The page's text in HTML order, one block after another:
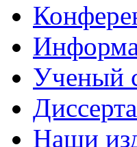
Ученый
Наши